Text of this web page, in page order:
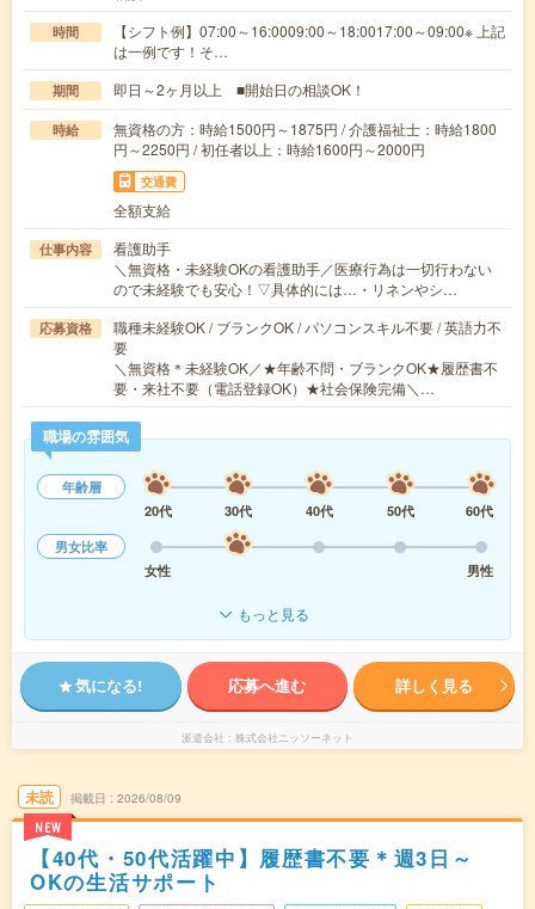
時間
【シフト例】07:00～16:0009:00～18:0017:00～09:00※ 上記
は一例です！そ…
期間 即日～2ヶ月以上 ■開始日の相談OK！
時給
無資格の方：時給1500円～1875円 / 介護福祉士：時給1800
円～2250円 / 初任者以上：時給1600円～2000円
交通費
全額支給
仕事内容
看護助手
＼無資格・未経験OKの看護助手／医療行為は一切行わない
ので未経験でも安心！▽具体的には…・リネンやシ…
応募資格
職種未経験OK / ブランクOK / パソコンスキル不要 / 英語力不
要
＼無資格＊未経験OK／★年齢不問・ブランクOK★履歴書不
要・来社不要（電話登録OK）★社会保険完備＼…
職場の雰囲気
年齢層
20代
30代 40代 50代
60代
男女比率
女性
男性
もっと見る
気になる! 応募へ進む 詳しく見る
派遣会社 株式会社ニッソーネット
未読
NEW
掲載日 2026/08/09
【40代・50代活躍中】履歴書不要＊週3日～
OKの生活サポート